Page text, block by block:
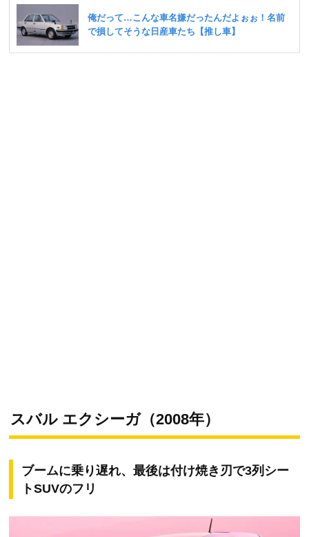
スバル エクシーガ（2008年）
ブームに乗り遅れ、最後は付け焼き刃で3列シー
トSUVのフリ